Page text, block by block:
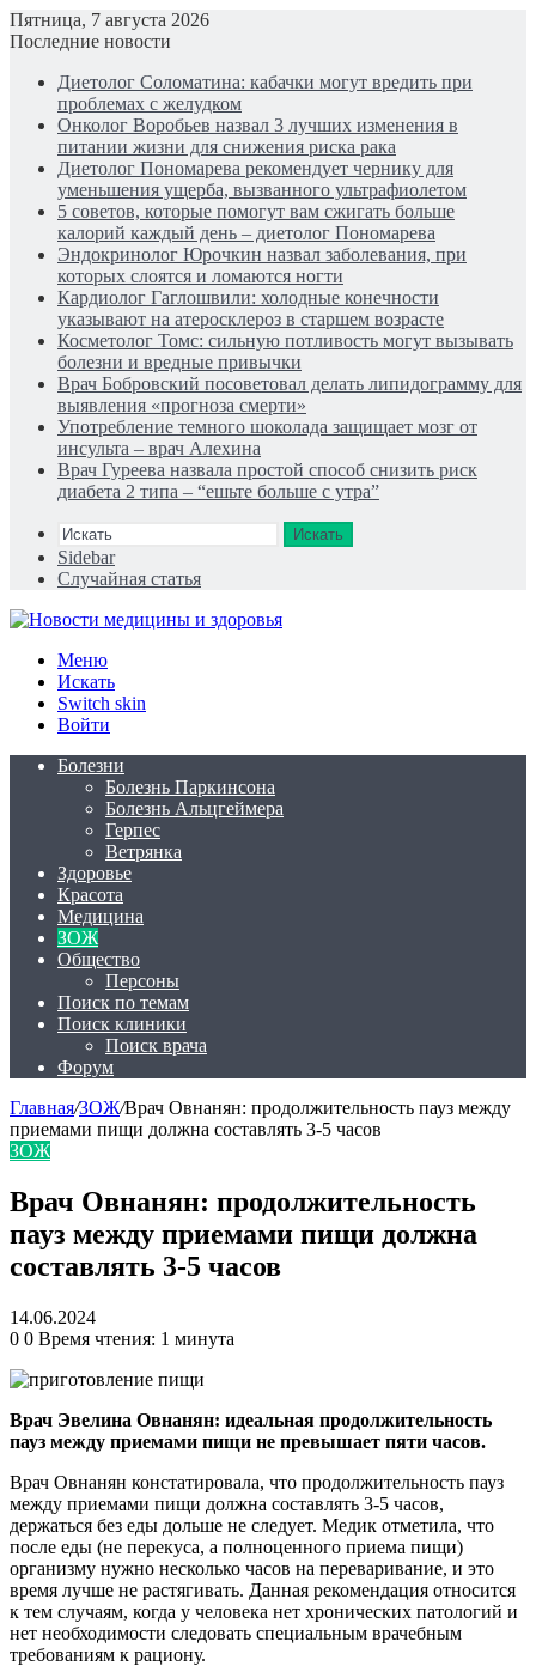
Пятница, 7 августа 2026
Последние новости
Диетолог Соломатина: кабачки могут вредить при
проблемах с желудком
Онколог Воробьев назвал 3 лучших изменения в
питании жизни для снижения риска рака
Диетолог Пономарева рекомендует чернику для
уменьшения ущерба, вызванного ультрафиолетом
5 советов, которые помогут вам сжигать больше
калорий каждый день – диетолог Пономарева
Эндокринолог Юрочкин назвал заболевания, при
которых слоятся и ломаются ногти
Кардиолог Гаглошвили: холодные конечности
указывают на атеросклероз в старшем возрасте
Косметолог Томс: сильную потливость могут вызывать
болезни и вредные привычки
Врач Бобровский посоветовал делать липидограмму для
выявления «прогноза смерти»
Употребление темного шоколада защищает мозг от
инсульта – врач Алехина
Врач Гуреева назвала простой способ снизить риск
диабета 2 типа – “ешьте больше с утра”
Искать
Sidebar
Случайная статья
Меню
Искать
Switch skin
Войти
Болезни
Болезнь Паркинсона
Болезнь Альцгеймера
Герпес
Ветрянка
Здоровье
Красота
Медицина
ЗОЖ
Общество
Персоны
Поиск по темам
Поиск клиники
Поиск врача
Форум
Главная/ЗОЖ/Врач Овнанян: продолжительность пауз между
приемами пищи должна составлять 3-5 часов
ЗОЖ
Врач Овнанян: продолжительность
пауз между приемами пищи должна
составлять 3-5 часов
14.06.2024
0 0 Время чтения: 1 минута
Врач Эвелина Овнанян: идеальная продолжительность
пауз между приемами пищи не превышает пяти часов.
Врач Овнанян констатировала, что продолжительность пауз
между приемами пищи должна составлять 3-5 часов,
держаться без еды дольше не следует. Медик отметила, что
после еды (не перекуса, а полноценного приема пищи)
организму нужно несколько часов на переваривание, и это
время лучше не растягивать. Данная рекомендация относится
к тем случаям, когда у человека нет хронических патологий и
нет необходимости следовать специальным врачебным
требованиям к рациону.